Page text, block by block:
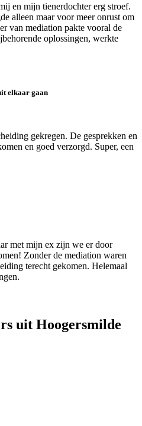
en mijn tienerdochter erg stroef.
alleen maar voor meer onrust om
van mediation pakte vooral de
oplossingen, werkte
elkaar gaan
gekregen. De gesprekken en
en goed verzorgd. Super, een
met mijn ex zijn we er door
Zonder de mediation waren
terecht gekomen. Helemaal
uit Hoogersmilde